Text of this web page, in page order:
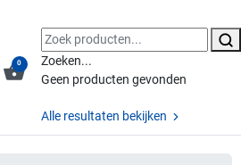
shopping_basket
0
Zoeken...
Geen producten gevonden
Alle resultaten bekijken